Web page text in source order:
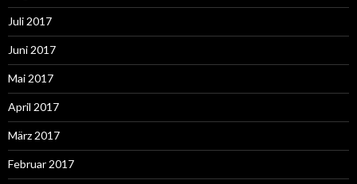
Juli 2017
Juni 2017
Mai 2017
April 2017
März 2017
Februar 2017